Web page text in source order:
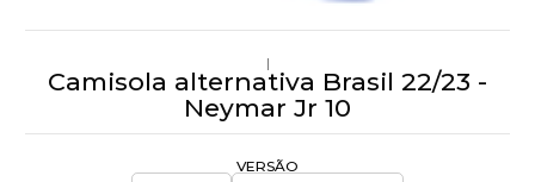
|
Camisola alternativa Brasil 22/23 -
Neymar Jr 10
VERSÃO